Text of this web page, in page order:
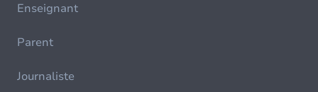
Enseignant
Parent
Journaliste